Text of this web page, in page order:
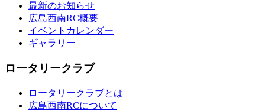
最新のお知らせ
広島西南RC概要
イベントカレンダー
ギャラリー
ロータリークラブ
ロータリークラブとは
広島西南RCについて